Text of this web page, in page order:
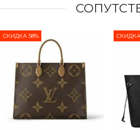
СКИДКА 58% СКИДКА